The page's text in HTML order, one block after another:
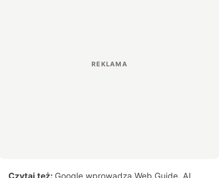
Czytaj też: Google wprowadza Web Guide. AI